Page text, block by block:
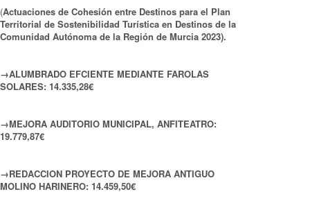
(Actuaciones de Cohesión entre Destinos para el Plan
Territorial de Sostenibilidad Turística en Destinos de la
Comunidad Autónoma de la Región de Murcia 2023).
→ALUMBRADO EFCIENTE MEDIANTE FAROLAS
SOLARES: 14.335,28€
→MEJORA AUDITORIO MUNICIPAL, ANFITEATRO:
19.779,87€
→REDACCION PROYECTO DE MEJORA ANTIGUO
MOLINO HARINERO: 14.459,50€